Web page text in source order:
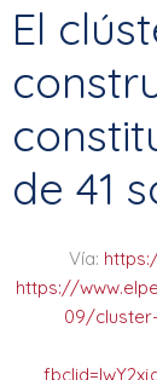
El
de 41
Vía:
https://
09/